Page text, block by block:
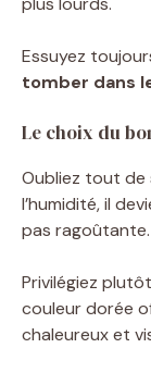
Essuyez
tomber dans
Le choix du
Oubliez tout de
l’humidité, il
pas ragoûtante.
Privilégiez
couleur dorée
chaleureux et